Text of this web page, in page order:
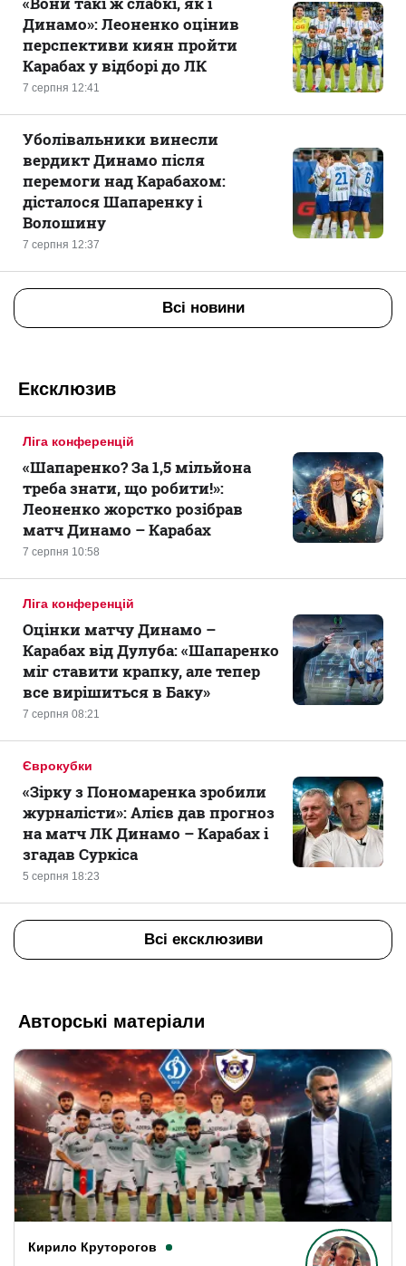
7 серпня 12:41
Динамо»: Леоненко оцінив
перспективи киян пройти
Карабах у відборі до ЛК
7 серпня 12:37
Уболівальники винесли
вердикт Динамо після
перемоги над Карабахом:
дісталося Шапаренку і
Волошину
Всі новини
Ексклюзив
Ліга конференцій
7 серпня 10:58
«Шапаренко? За 1,5 мільйона
треба знати, що робити!»:
Леоненко жорстко розібрав
матч Динамо – Карабах
Ліга конференцій
7 серпня 08:21
Оцінки матчу Динамо –
Карабах від Дулуба: «Шапаренко
міг ставити крапку, але тепер
все вирішиться в Баку»
Єврокубки
5 серпня 18:23
«Зірку з Пономаренка зробили
журналісти»: Алієв дав прогноз
на матч ЛК Динамо – Карабах і
згадав Суркіса
Всі ексклюзиви
Авторські матеріали
Кирило Круторогов